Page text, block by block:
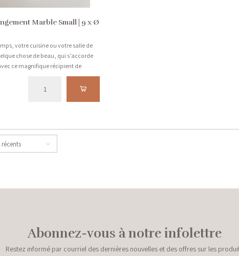
Marble Small | 9 x Ø
votre cuisine ou votre salle de
chose de beau, qui s’accorde
ce magnifique récipient de
Abonnez-vous à notre infolettre
Restez informé par courriel des dernières nouvelles et des offres sur les